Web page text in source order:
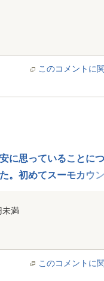
このコメントに
に思っていることに
。初めてスーモカウン
未満
このコメントに